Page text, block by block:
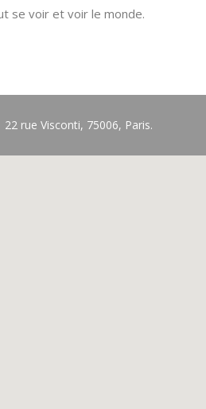
se voir et voir le monde.
22 rue Visconti, 75006, Paris.